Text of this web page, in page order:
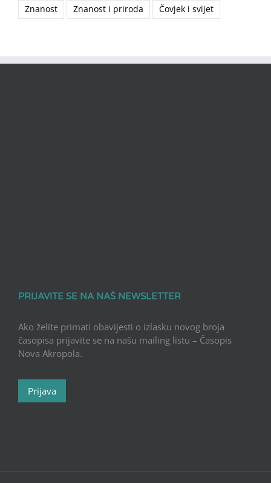
Znanost
Znanost i priroda Čovjek i svijet
PRIJAVITE SE NA NAŠ NEWSLETTER
Ako želite primati obavijesti o izlasku novog broja
časopisa prijavite se na našu mailing listu – Časopis
Nova Akropola.
Prijava